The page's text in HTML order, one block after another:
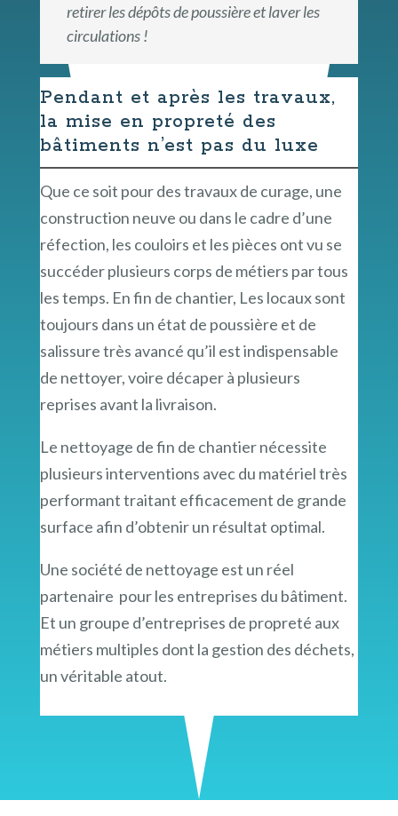
retirer les dépôts de poussière et laver les
circulations !
Pendant et après les travaux,
la mise en propreté des
bâtiments n’est pas du luxe
Que ce soit pour des travaux de curage, une
construction neuve ou dans le cadre d’une
réfection, les couloirs et les pièces ont vu se
succéder plusieurs corps de métiers par tous
les temps. En fin de chantier, Les locaux sont
toujours dans un état de poussière et de
salissure très avancé qu’il est indispensable
de nettoyer, voire décaper à plusieurs
reprises avant la livraison.
Le nettoyage de fin de chantier nécessite
plusieurs interventions avec du matériel très
performant traitant efficacement de grande
surface afin d’obtenir un résultat optimal.
Une société de nettoyage est un réel
partenaire pour les entreprises du bâtiment.
Et un groupe d’entreprises de propreté aux
métiers multiples dont la gestion des déchets,
un véritable atout.